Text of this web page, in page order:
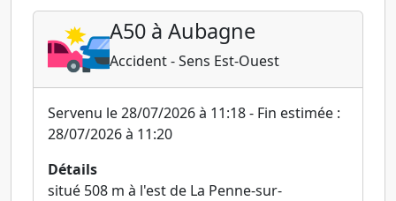
A50 à Aubagne
Accident - Sens Est-Ouest
Servenu le 28/07/2026 à 11:18 - Fin estimée :
28/07/2026 à 11:20
Détails
situé 508 m à l'est de La Penne-sur-